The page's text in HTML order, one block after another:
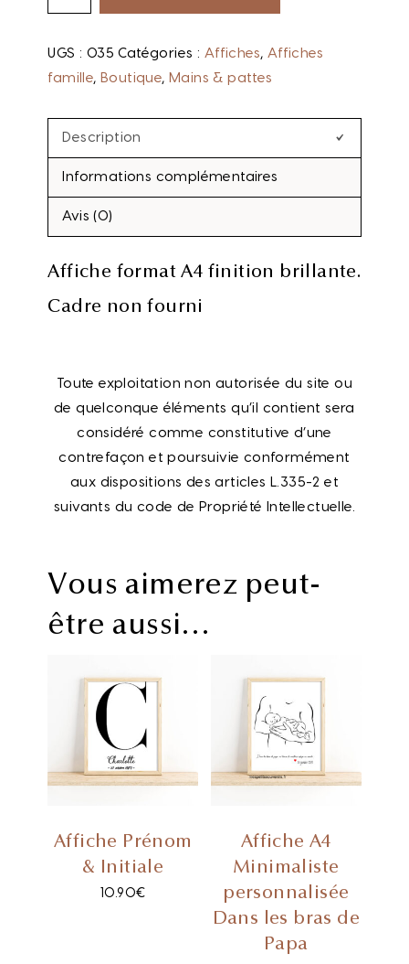
UGS : 035 Catégories : Affiches, Affiches
famille, Boutique, Mains & pattes
Description
Informations complémentaires
Avis (0)
Affiche format A4 finition brillante.
Cadre non fourni
Toute exploitation non autorisée du site ou
de quelconque éléments qu’il contient sera
considéré comme constitutive d’une
contrefaçon et poursuivie conformément
aux dispositions des articles L.335-2 et
suivants du code de Propriété Intellectuelle.
Vous aimerez peut-
être aussi…
Affiche Prénom
& Initiale
10.90€
Affiche A4
Minimaliste
personnalisée
Dans les bras de
Papa